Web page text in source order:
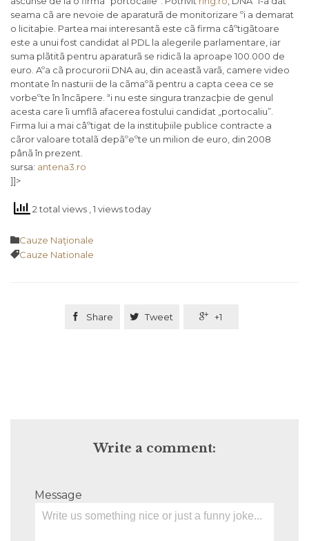
seama cã are nevoie de aparaturã de monitorizare ºi a demarat
o licitaþie. Partea mai interesantã este cã firma câºtigãtoare
este a unui fost candidat al PDL la alegerile parlamentare, iar
suma plãtitã pentru aparaturã se ridicã la aproape 100.000 de
euro. Aºa cã procurorii DNA au, din aceastã varã, camere video
montate în nasturii de la cãmaºã pentru a capta ceea ce se
vorbeºte în încãpere. ªi nu este singura tranzacþie de genul
acesta care îi umflã afacerea fostului candidat „portocaliu”.
Firma lui a mai câºtigat de la instituþiile publice contracte a
cãror valoare totalã depãºeºte un milion de euro, din 2008
pânã în prezent.
sursa: antena3.ro
]]>
2 total views , 1 views today
Category
Cauze Naţionale
Tags
Cauze Nationale
 Share  Tweet  +1
Write a comment:
Message